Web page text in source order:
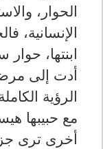
الحوار،
الإنسانية،
ابنتها،
أدت إلى
الرؤية
مع حبيبها
أخرى ترى